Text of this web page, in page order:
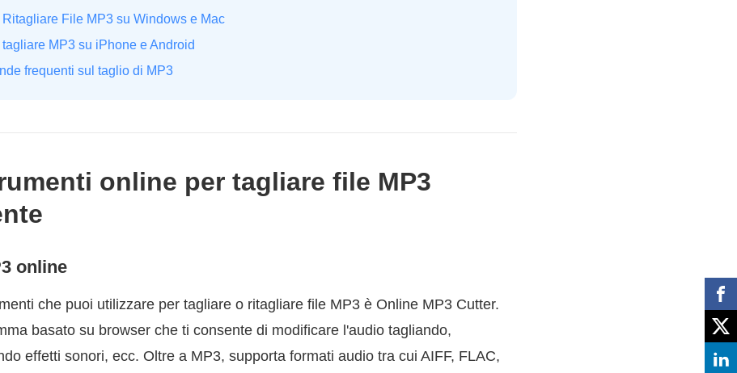
Ritagliare File MP3 su Windows e Mac
MP3 su iPhone e Android
frequenti sul taglio di MP3
online per tagliare file MP3
online
che puoi utilizzare per tagliare o ritagliare file MP3 è Online MP3 Cutter.
basato su browser che ti consente di modificare l'audio tagliando,
effetti sonori, ecc. Oltre a MP3, supporta formati audio tra cui AIFF, FLAC,